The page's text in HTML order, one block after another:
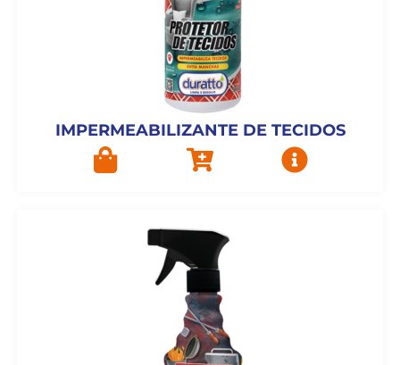
IMPERMEABILIZANTE DE TECIDOS